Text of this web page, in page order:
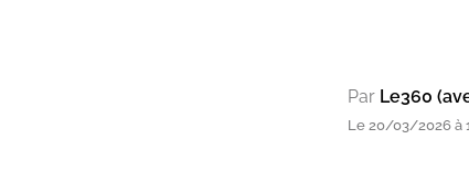
Par Le360
Le 20/03/2026 à